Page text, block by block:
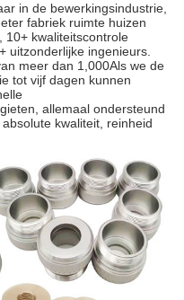
in de bewerkingsindustrie,
fabriek ruimte huizen
10+ kwaliteitscontrole
uitzonderlijke ingenieurs.
meer dan 1,000Als we de
tot vijf dagen kunnen
allemaal ondersteund
kwaliteit, reinheid